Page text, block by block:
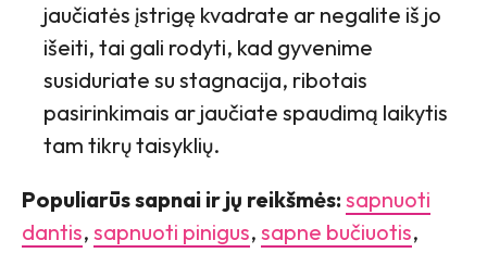
jaučiatės įstrigę kvadrate ar negalite iš jo
išeiti, tai gali rodyti, kad gyvenime
susiduriate su stagnacija, ribotais
pasirinkimais ar jaučiate spaudimą laikytis
tam tikrų taisyklių.
Populiarūs sapnai ir jų reikšmės: sapnuoti
dantis, sapnuoti pinigus, sapne bučiuotis,